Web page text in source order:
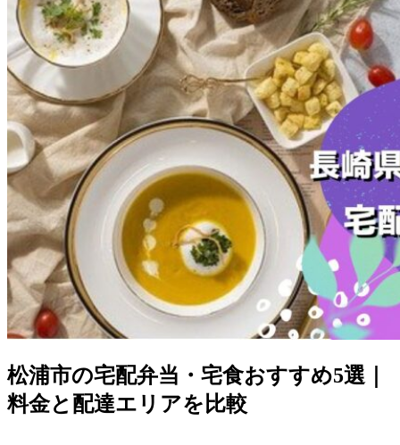
松浦市の宅配弁当・宅食おすすめ5選｜
料金と配達エリアを比較